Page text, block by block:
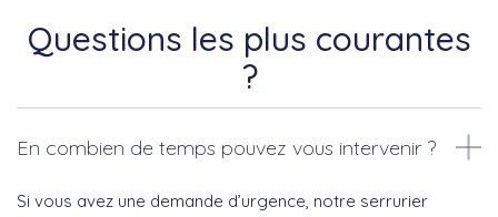
Questions les plus courantes
?
En combien de temps pouvez vous intervenir ?
Si vous avez une demande d’urgence, notre serrurier